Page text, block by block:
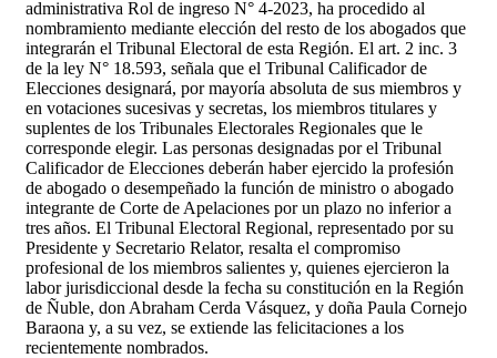
administrativa Rol de ingreso N° 4-2023, ha procedido al
nombramiento mediante elección del resto de los abogados que
integrarán el Tribunal Electoral de esta Región. El art. 2 inc. 3
de la ley N° 18.593, señala que el Tribunal Calificador de
Elecciones designará, por mayoría absoluta de sus miembros y
en votaciones sucesivas y secretas, los miembros titulares y
suplentes de los Tribunales Electorales Regionales que le
corresponde elegir. Las personas designadas por el Tribunal
Calificador de Elecciones deberán haber ejercido la profesión
de abogado o desempeñado la función de ministro o abogado
integrante de Corte de Apelaciones por un plazo no inferior a
tres años. El Tribunal Electoral Regional, representado por su
Presidente y Secretario Relator, resalta el compromiso
profesional de los miembros salientes y, quienes ejercieron la
labor jurisdiccional desde la fecha su constitución en la Región
de Ñuble, don Abraham Cerda Vásquez, y doña Paula Cornejo
Baraona y, a su vez, se extiende las felicitaciones a los
recientemente nombrados.